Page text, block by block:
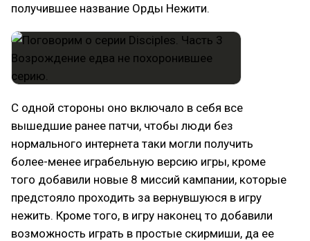
получившее название Орды Нежити.
С одной стороны оно включало в себя все
вышедшие ранее патчи, чтобы люди без
нормального интернета таки могли получить
более-менее играбельную версию игры, кроме
того добавили новые 8 миссий кампании, которые
предстояло проходить за вернувшуюся в игру
нежить. Кроме того, в игру наконец то добавили
возможность играть в простые скирмиши, да ее